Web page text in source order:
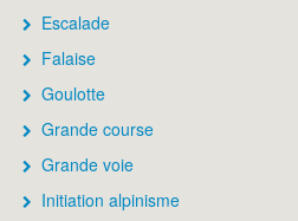
Escalade
Falaise
Goulotte
Grande course
Grande voie
Initiation alpinisme